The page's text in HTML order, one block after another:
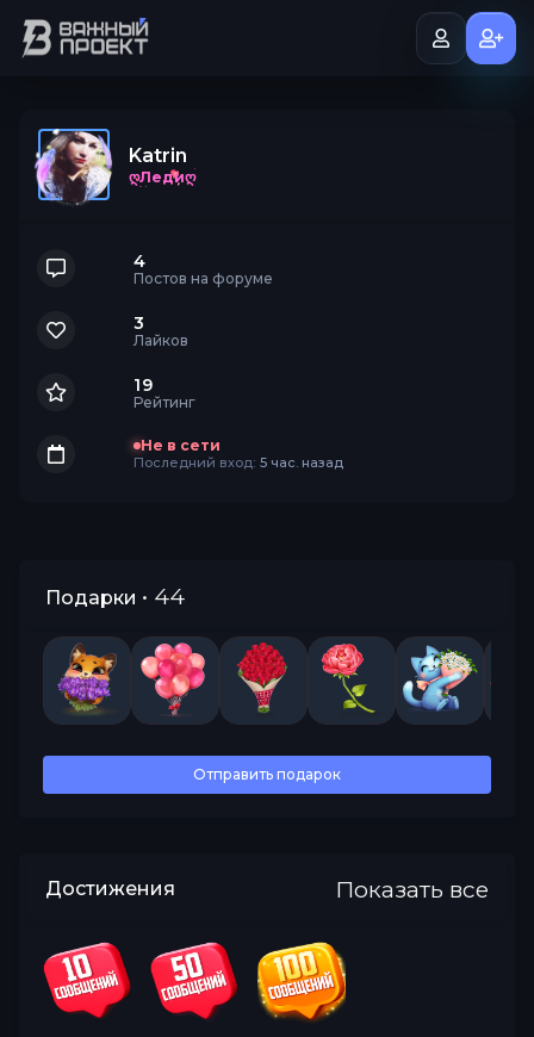
Katrin
ღЛедиღ
4
Постов на форуме
3
Лайков
19
Рейтинг
Не в сети
Последний вход: 5 час. назад
Подарки • 44
Все
Отправить подарок
Достижения Показать все